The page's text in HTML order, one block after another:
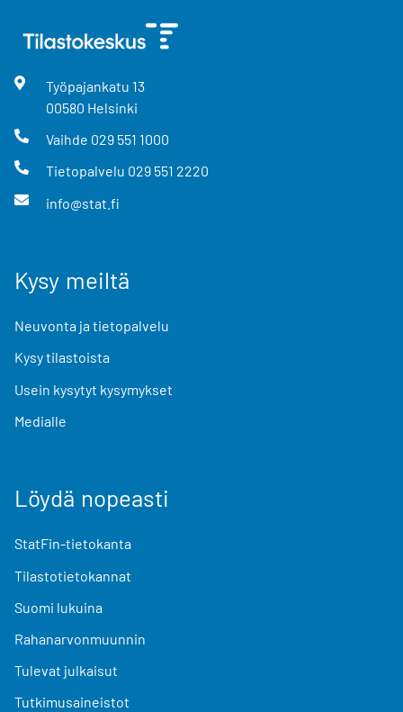
Työpajankatu 13
00580 Helsinki
Vaihde 029 551 1000
Tietopalvelu 029 551 2220
info@stat.fi
Kysy meiltä
Neuvonta ja tietopalvelu
Kysy tilastoista
Usein kysytyt kysymykset
Medialle
Löydä nopeasti
StatFin-tietokanta
Tilastotietokannat
Suomi lukuina
Rahanarvonmuunnin
Tulevat julkaisut
Tutkimusaineistot